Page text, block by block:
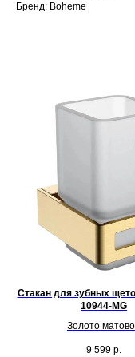
Бренд: Boheme
Стакан для зубных
10944-MG
Золото
9 599 р.